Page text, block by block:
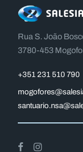
Rua S. João
3780-453
+351 231 510 790